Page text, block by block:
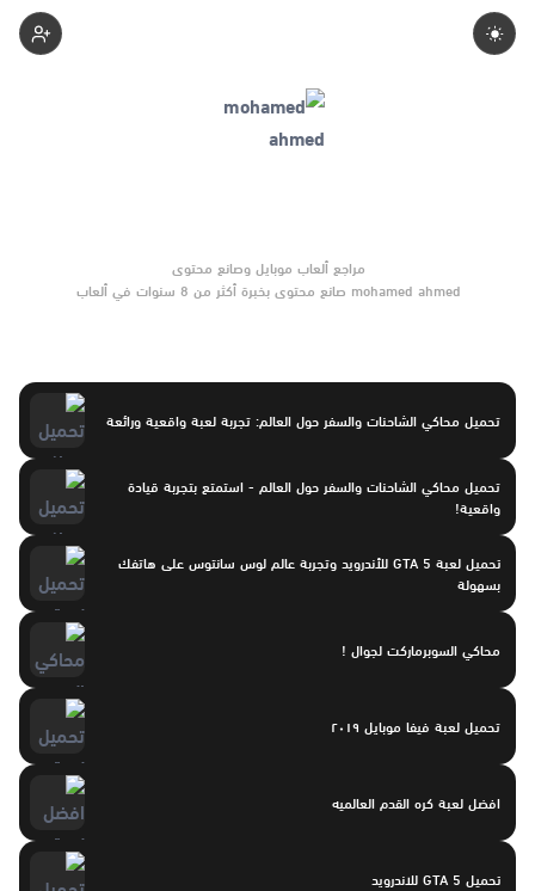
mohamed ahmed صانع محتوى بخبرة أكثر من 8 سنوات في ألعاب
تحميل محاكي الشاحنات والسفر حول العالم: تجربة لعبة واقعية ورائعة
تحميل محاكي الشاحنات والسفر حول العالم - استمتع بتجربة قيادة
واقعية!
تحميل لعبة GTA 5 للأندرويد وتجربة عالم لوس سانتوس على هاتفك
بسهولة
محاكي السوبرماركت لجوال !
تحميل لعبة فيفا موبايل ٢٠١٩
افضل لعبة كره القدم العالميه
تحميل GTA 5 للاندرويد